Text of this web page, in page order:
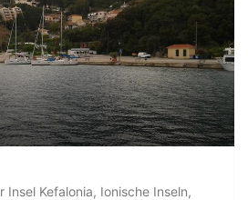
Insel Kefalonia, Ionische Inseln,